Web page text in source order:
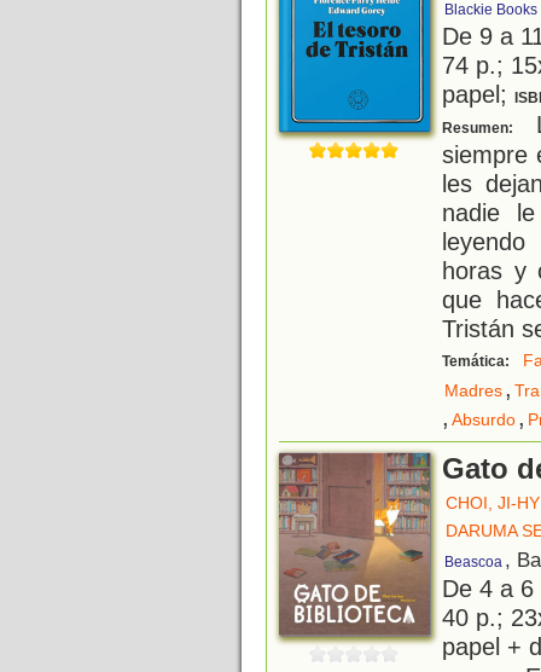
Blackie Books
De 9 a
74 p.;
papel;
Resumen:
siempre
les
nadie
horas y
que
Tristán
Temática:
Madres,
, Absurdo,
Gato
CHOI, JI-
DARUMA
Beascoa ,
De 4 a
40 p.;
papel +